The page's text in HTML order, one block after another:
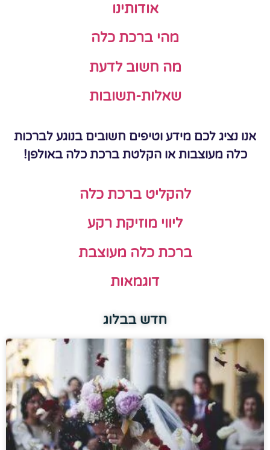
אודותינו
מהי ברכת כלה
מה חשוב לדעת
שאלות-תשובות
אנו נציג לכם מידע וטיפים חשובים בנוגע לברכות
כלה מעוצבות או הקלטת ברכת כלה באולפן!
להקליט ברכת כלה
ליווי מוזיקת רקע
ברכת כלה מעוצבת
דוגמאות
חדש בבלוג